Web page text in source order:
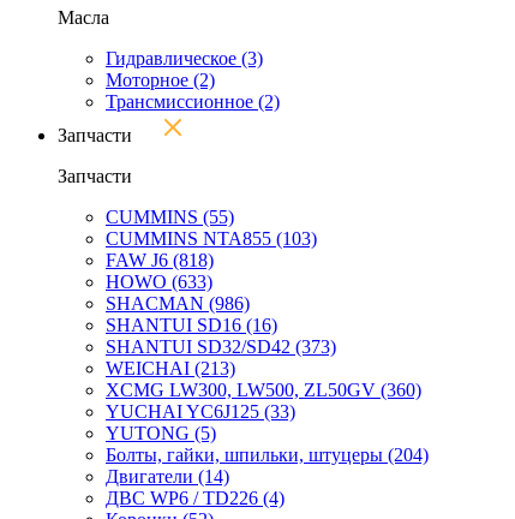
Масла
Гидравлическое (3)
Моторное (2)
Трансмиссионное (2)
Запчасти
Запчасти
CUMMINS (55)
CUMMINS NTA855 (103)
FAW J6 (818)
HOWO (633)
SHACMAN (986)
SHANTUI SD16 (16)
SHANTUI SD32/SD42 (373)
WEICHAI (213)
XCMG LW300, LW500, ZL50GV (360)
YUCHAI YC6J125 (33)
YUTONG (5)
Болты, гайки, шпильки, штуцеры (204)
Двигатели (14)
ДВС WP6 / TD226 (4)